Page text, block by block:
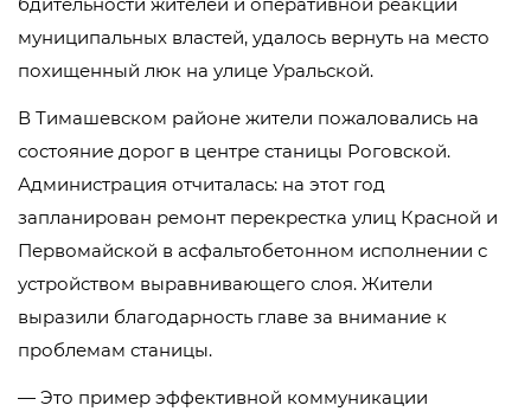
муниципальных властей, удалось вернуть на место
похищенный люк на улице Уральской.
В Тимашевском районе жители пожаловались на
состояние дорог в центре станицы Роговской.
Администрация отчиталась: на этот год
запланирован ремонт перекрестка улиц Красной и
Первомайской в асфальтобетонном исполнении с
устройством выравнивающего слоя. Жители
выразили благодарность главе за внимание к
проблемам станицы.
— Это пример эффективной коммуникации